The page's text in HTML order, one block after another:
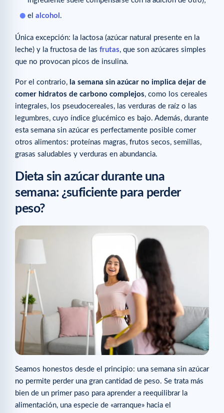
el alcohol .
Única excepción: la lactosa (azúcar natural presente en la
leche) y la fructosa de las frutas, que son azúcares simples
que no provocan picos de insulina.
Por el contrario, la semana sin azúcar no implica dejar de
comer hidratos de carbono complejos, como los cereales
integrales, los pseudocereales, las verduras de raíz o las
legumbres, cuyo índice glucémico es bajo. Además, durante
esta semana sin azúcar es perfectamente posible comer
otros alimentos: proteínas magras, frutos secos, semillas,
grasas saludables y verduras en abundancia.
Dieta sin azúcar durante una
semana: ¿suficiente para perder
peso?
Seamos honestos desde el principio: una semana sin azúcar
no permite perder una gran cantidad de peso. Se trata más
bien de un primer paso para aprender a reequilibrar la
alimentación, una especie de «arranque» hacia el